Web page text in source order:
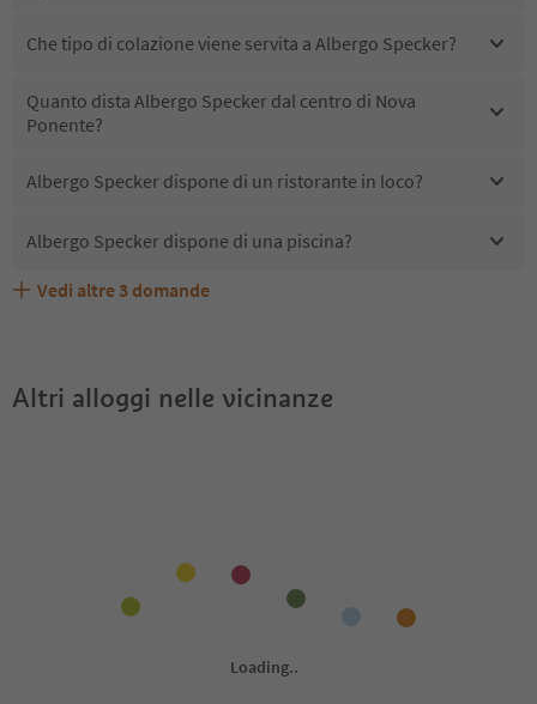
Che tipo di colazione viene servita a Albergo Specker?
Quanto dista Albergo Specker dal centro di Nova
Ponente?
Albergo Specker dispone di un ristorante in loco?
Albergo Specker dispone di una piscina?
Albergo Specker accetta animali domestici?
Quali servizi/attività sono disponibili presso Albergo
Gli ospiti di Albergo Specker ricevono l'Alto Adige Guest
Vedi altre 3 domande
Altri alloggi nelle vicinanze